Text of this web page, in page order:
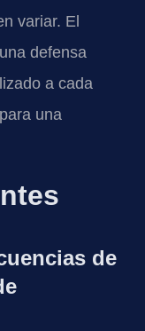
variar. El
defensa
a cada
una
de